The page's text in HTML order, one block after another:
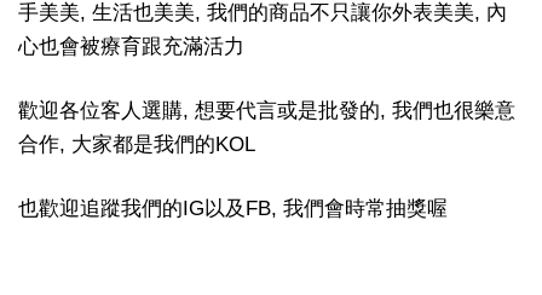
手美美, 生活也美美, 我們的商品不只讓你外表美美, 內
心也會被療育跟充滿活力
歡迎各位客人選購, 想要代言或是批發的, 我們也很樂意
合作, 大家都是我們的KOL
也歡迎追蹤我們的IG以及FB, 我們會時常抽獎喔